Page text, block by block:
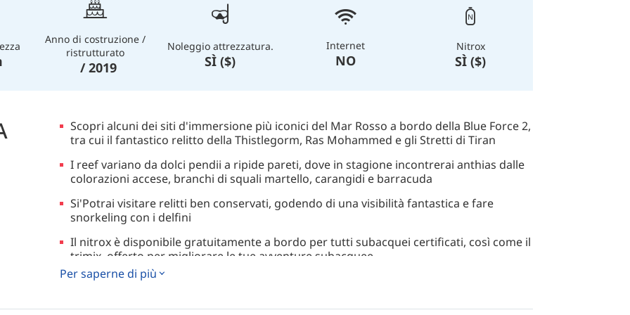
Anno di costruzione /
ristrutturato
/ 2019
Noleggio attrezzatura.
SÌ ($)
Internet
NO
Nitrox
SÌ ($)
Scopri alcuni dei siti d'immersione più iconici del Mar Rosso a bordo della Blue Force 2,
tra cui il fantastico relitto della Thistlegorm, Ras Mohammed e gli Stretti di Tiran
I reef variano da dolci pendii a ripide pareti, dove in stagione incontrerai anthias dalle
colorazioni accese, branchi di squali martello, carangidi e barracuda
Si'Potrai visitare relitti ben conservati, godendo di una visibilità fantastica e fare
snorkeling con i delfini
Il nitrox è disponibile gratuitamente a bordo per tutti subacquei certificati, così come il
trimix, offerto per migliorare le tue avventure subacquee
Per saperne di più